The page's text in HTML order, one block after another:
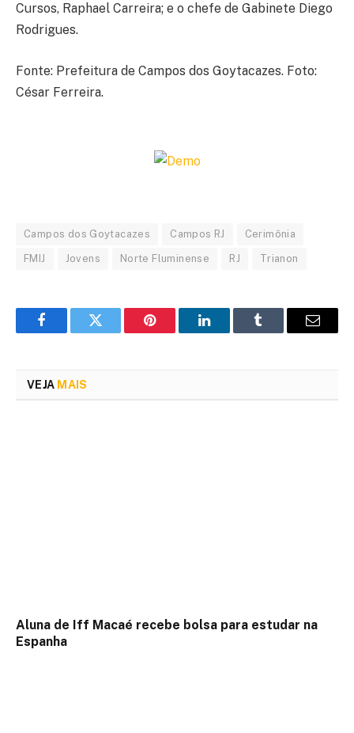
Cursos, Raphael Carreira; e o chefe de Gabinete Diego
Rodrigues.
Fonte: Prefeitura de Campos dos Goytacazes. Foto:
César Ferreira.
Campos dos Goytacazes Campos RJ Cerimônia
FMIJ Jovens Norte Fluminense RJ Trianon
FacebookTwitter Pinterest LinkedInTumblr Email
VEJA MAIS
Aluna de Iff Macaé recebe bolsa para estudar na
Espanha